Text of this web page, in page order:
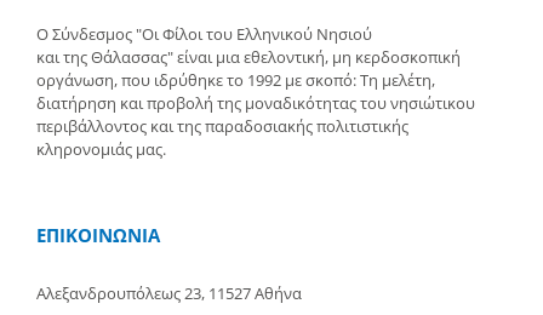
Ο Σύνδεσμος "Οι Φίλοι του Ελληνικού Νησιού
και της Θάλασσας" είναι μια εθελοντική, μη κερδοσκοπική
οργάνωση, που ιδρύθηκε το 1992 με σκοπό: Τη μελέτη,
διατήρηση και προβολή της μοναδικότητας του νησιώτικου
περιβάλλοντος και της παραδοσιακής πολιτιστικής
κληρονομιάς μας.
ΕΠΙΚΟΙΝΩΝΙΑ
Αλεξανδρουπόλεως 23, 11527 Αθήνα